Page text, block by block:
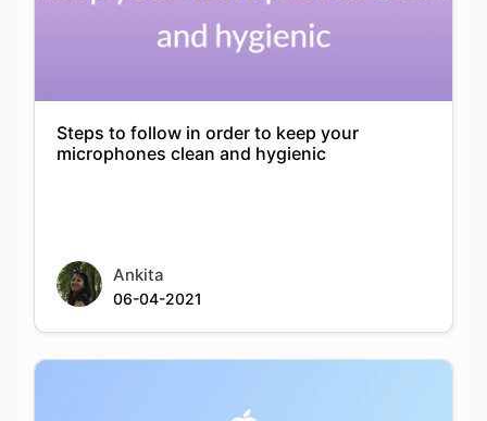
Steps to follow in order to keep your
microphones clean and hygienic
Ankita
06-04-2021